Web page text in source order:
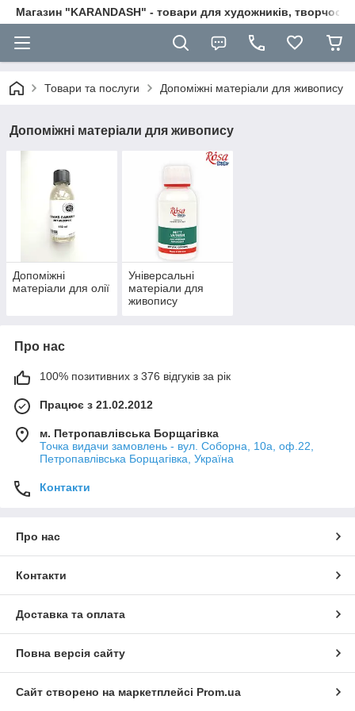
Магазин "KARANDASH" - товари для художників, творчості
Товари та послуги Допоміжні матеріали для живопису
Допоміжні матеріали для живопису
Допоміжні
матеріали для олії
Універсальні
матеріали для
живопису
Про нас
100% позитивних з 376 відгуків за рік
Працює з 21.02.2012
м. Петропавлівська Борщагівка
Точка видачи замовлень - вул. Соборна, 10а, оф.22,
Петропавлівська Борщагівка, Україна
Контакти
Про нас
Контакти
Доставка та оплата
Повна версія сайту
Сайт створено на маркетплейсі Prom.ua